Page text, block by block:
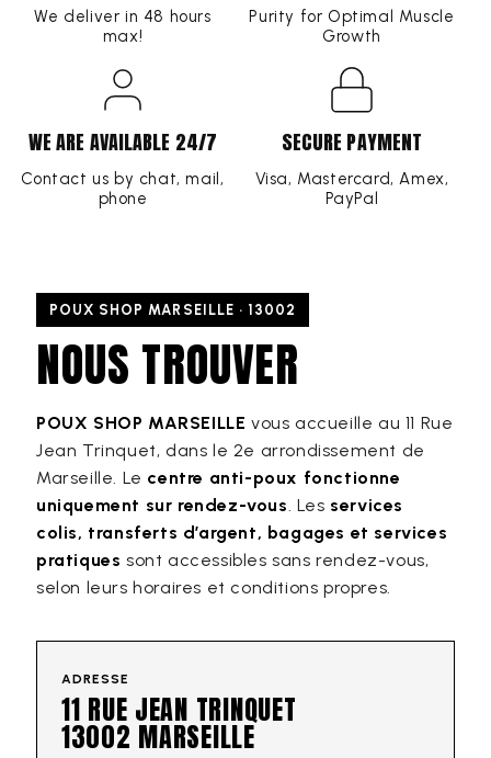
We deliver in 48 hours
max!
Purity for Optimal Muscle
Growth
WE ARE AVAILABLE 24/7
Contact us by chat, mail,
phone
SECURE PAYMENT
Visa, Mastercard, Amex,
PayPal
POUX SHOP MARSEILLE · 13002
NOUS TROUVER
POUX SHOP MARSEILLE vous accueille au 11 Rue
Jean Trinquet, dans le 2e arrondissement de
Marseille. Le centre anti-poux fonctionne
uniquement sur rendez-vous. Les services
colis, transferts d’argent, bagages et services
pratiques sont accessibles sans rendez-vous,
selon leurs horaires et conditions propres.
ADRESSE
11 RUE JEAN TRINQUET
13002 MARSEILLE